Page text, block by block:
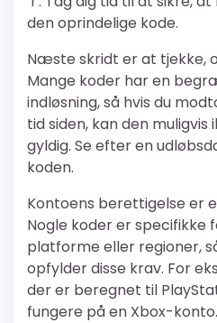
den oprindelige kode.
Næste skridt er at tjekke,
Mange koder har en
indløsning, så hvis du
tid siden, kan den
gyldig. Se efter en
koden.
Kontoens berettigelse er
Nogle koder er specifikke
platforme eller regioner,
opfylder disse krav. For
der er beregnet til
fungere på en Xbox-konto.